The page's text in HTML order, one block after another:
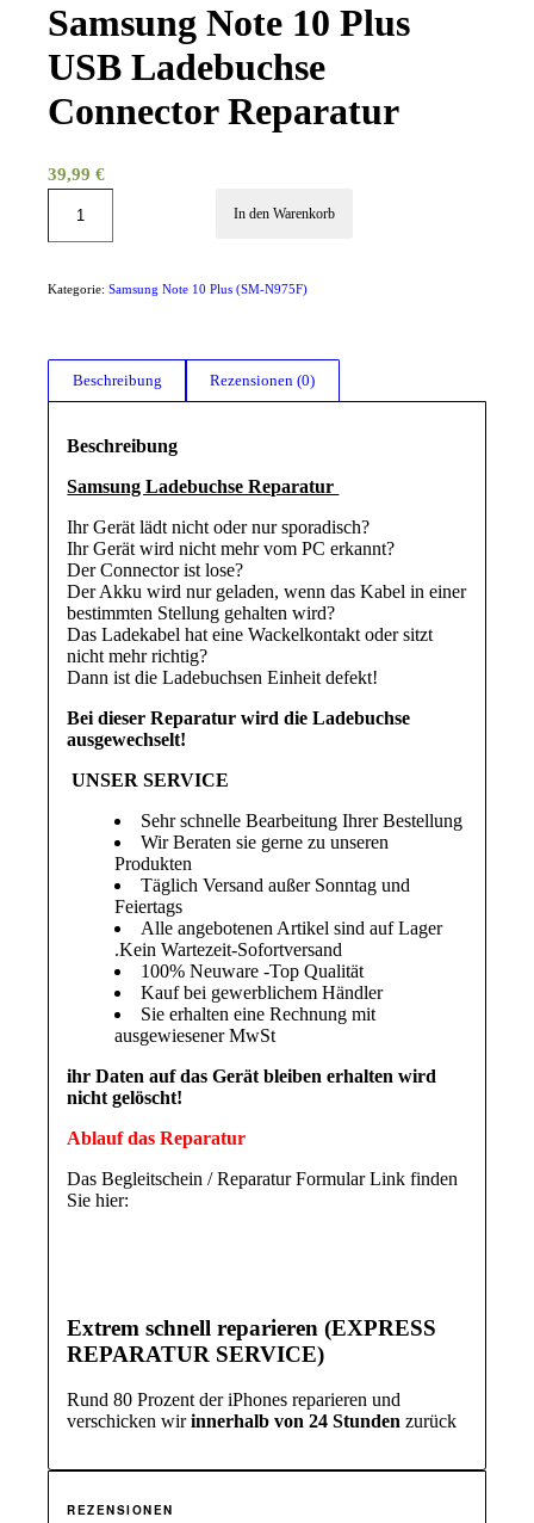
Samsung Note 10 Plus
USB Ladebuchse
Connector Reparatur
39,99€
In den Warenkorb
Kategorie:Samsung Note 10 Plus (SM-N975F)
Beschreibung Rezensionen (0)
Beschreibung
Samsung Ladebuchse Reparatur
Ihr Gerät lädt nicht oder nur sporadisch?
Ihr Gerät wird nicht mehr vom PC erkannt?
Der Connector ist lose?
Der Akku wird nur geladen, wenn das Kabel in einer
bestimmten Stellung gehalten wird?
Das Ladekabel hat eine Wackelkontakt oder sitzt
nicht mehr richtig?
Dann ist die Ladebuchsen Einheit defekt!
Bei dieser Reparatur wird die Ladebuchse
ausgewechselt!
UNSER SERVICE
Sehr schnelle Bearbeitung Ihrer Bestellung
Wir Beraten sie gerne zu unseren
Produkten
Täglich Versand außer Sonntag und
Feiertags
Alle angebotenen Artikel sind auf Lager
.Kein Wartezeit-Sofortversand
100% Neuware -Top Qualität
Kauf bei gewerblichem Händler
Sie erhalten eine Rechnung mit
ausgewiesener MwSt
ihr Daten auf das Gerät bleiben erhalten wird
nicht gelöscht!
Ablauf das Reparatur
Das Begleitschein / Reparatur Formular Link finden
Sie hier:
Extrem schnell reparieren (EXPRESS
REPARATUR SERVICE)
Rund 80 Prozent der iPhones reparieren und
verschicken wirinnerhalb von 24 Stunden zurück
REZENSIONEN